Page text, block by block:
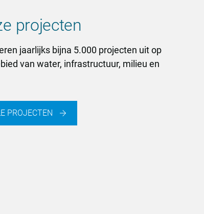
projecten
jaarlijks bijna 5.000 projecten uit op
van water, infrastructuur, milieu en
PROJECTEN